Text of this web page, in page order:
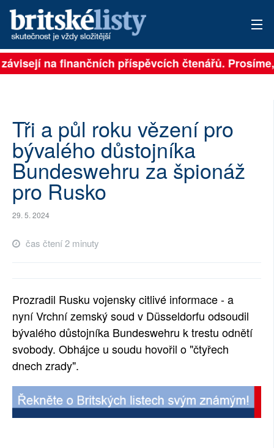
PŘIHLÁSIT
ARCHIV
ROZHOVORY
TÉMATA
NEJČTENĚJŠÍ ZA 7 DNÍ
RUBRIKY
PLNÁ VERZE STRÁNEK
na finančních příspěvcích čtenářů.
Tři a půl roku vězení pro
bývalého důstojníka
Bundeswehru za špionáž
pro Rusko
29. 5. 2024
čas čtení 2 minuty
Prozradil Rusku vojensky citlivé informace - a
nyní Vrchní zemský soud v Düsseldorfu odsoudil
bývalého důstojníka Bundeswehru k trestu odnětí
svobody. Obhájce u soudu hovořil o "čtyřech
dnech zrady".